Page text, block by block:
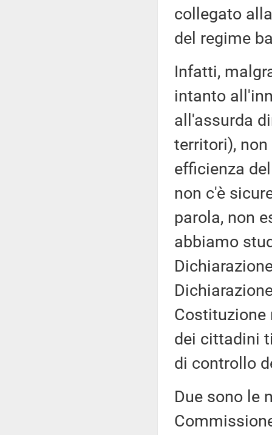
collegato
del regime
Infatti,
intanto
all'assurda
territori),
efficienza
non c'è
parola, non
abbiamo
Costituzione
dei cittadini
di controllo
Due sono le